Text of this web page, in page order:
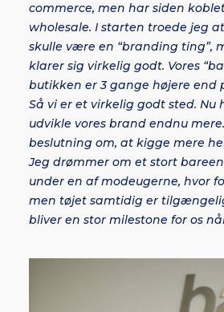
commerce, men har siden
wholesale. I starten troede jeg
skulle være en “branding ting”,
klarer sig virkelig godt. Vores
butikken er 3 gange højere end
Så vi er et virkelig godt sted.
udvikle vores brand endnu
beslutning om, at kigge mere
Jeg drømmer om et stort
under en af modeugerne, hvor
men tøjet samtidig er
bliver en stor milestone for os